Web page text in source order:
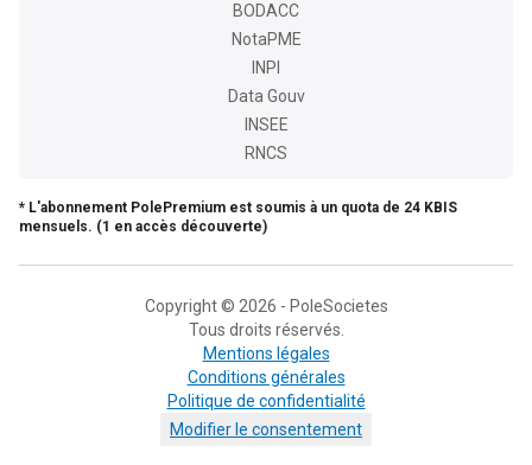
BODACC
NotaPME
INPI
Data Gouv
INSEE
RNCS
* L'abonnement PolePremium est soumis à un quota de 24 KBIS
mensuels. (1 en accès découverte)
Copyright © 2026 - PoleSocietes
Tous droits réservés.
Mentions légales
Conditions générales
Politique de confidentialité
Modifier le consentement